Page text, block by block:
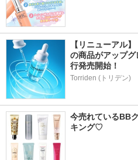
【リニューアル
の商品がアップ
行発売開始！
Torriden (トリデン)
今売れているBB
キング♡